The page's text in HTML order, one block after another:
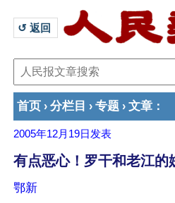
↺ 返回
首页 › 分栏目 › 专题 › 文章 ：
2005年12月19日 发表
有点恶心！罗干和老江的
鄂新